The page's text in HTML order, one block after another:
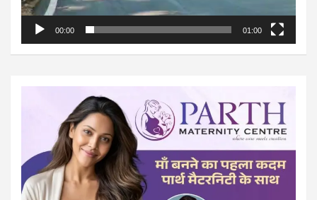
00:00 01:00